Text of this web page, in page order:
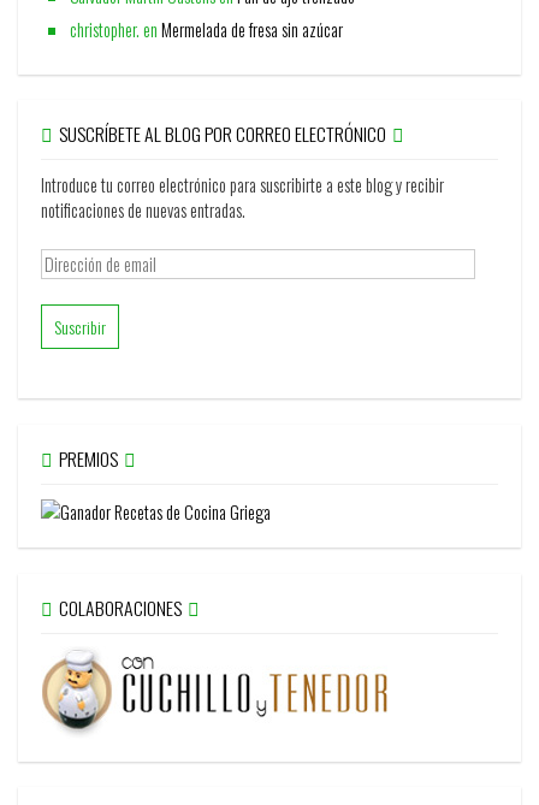
christopher.enMermelada de fresa sin azúcar
SUSCRÍBETE AL BLOG POR CORREO ELECTRÓNICO
Introduce tu correo electrónico para suscribirte a este blog y recibir
notificaciones de nuevas entradas.
Dirección
de
email
PREMIOS
COLABORACIONES